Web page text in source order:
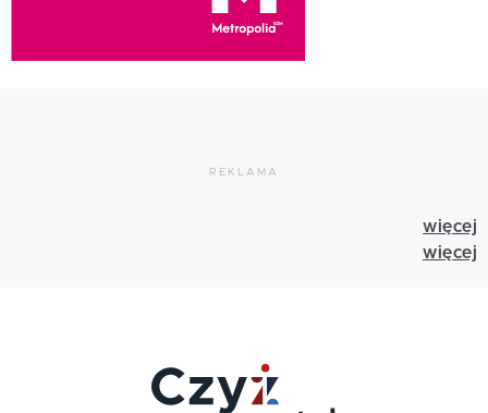
REKLAMA
więcej
więcej